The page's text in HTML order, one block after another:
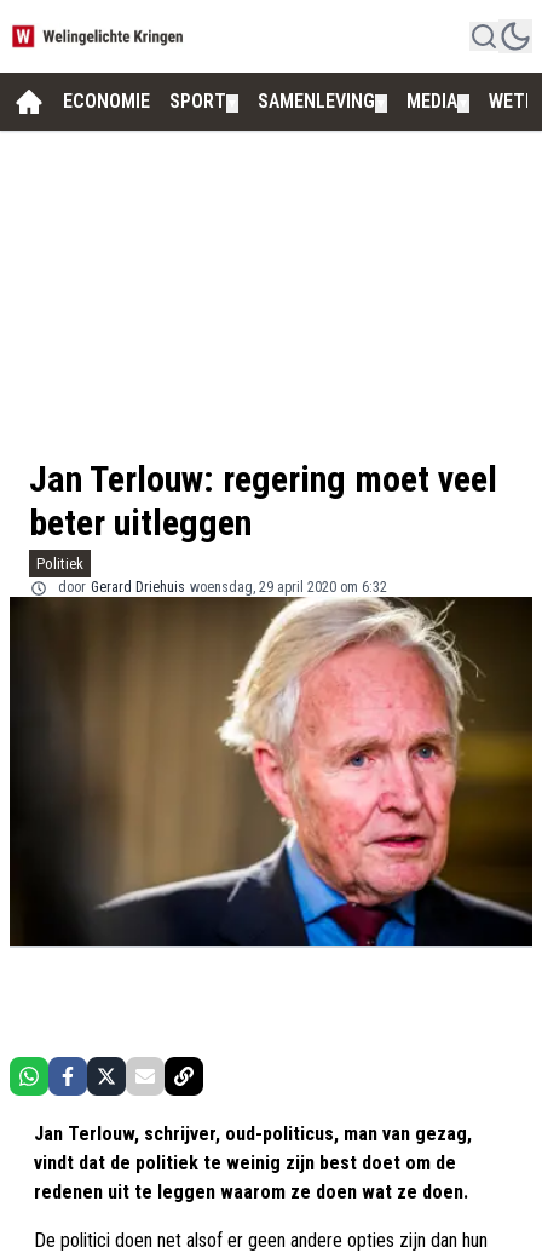
ECONOMIE SPORT SAMENLEVING MEDIA
Jan Terlouw: regering moet veel
beter uitleggen
Politiek
door Gerard Driehuis woensdag, 29 april 2020 om 6:32
Jan Terlouw, schrijver, oud-politicus, man van gezag,
vindt dat de politiek te weinig zijn best doet om de
redenen uit te leggen waarom ze doen wat ze doen.
De politici doen net alsof er geen andere opties zijn dan hun